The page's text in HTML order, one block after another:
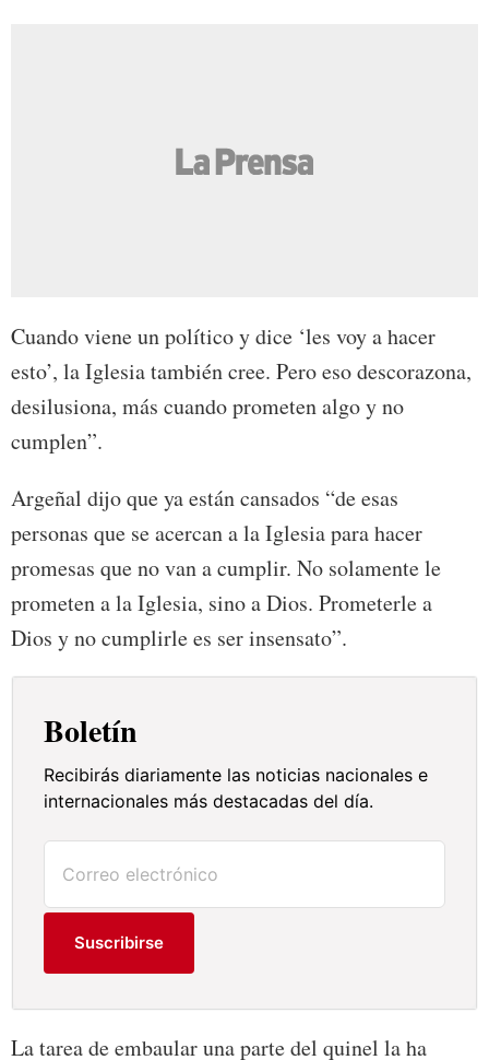
Cuando viene un político y dice ‘les voy a hacer
esto’, la Iglesia también cree. Pero eso descorazona,
desilusiona, más cuando prometen algo y no
cumplen”.
Argeñal dijo que ya están cansados “de esas
personas que se acercan a la Iglesia para hacer
promesas que no van a cumplir. No solamente le
prometen a la Iglesia, sino a Dios. Prometerle a
Dios y no cumplirle es ser insensato”.
Boletín
Recibirás diariamente las noticias nacionales e
internacionales más destacadas del día.
Suscribirse
La tarea de embaular una parte del quinel la ha